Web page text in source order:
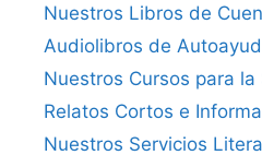
Nuestros Libros de
Audiolibros de
Nuestros Cursos para la
Relatos Cortos e
Nuestros Servicios